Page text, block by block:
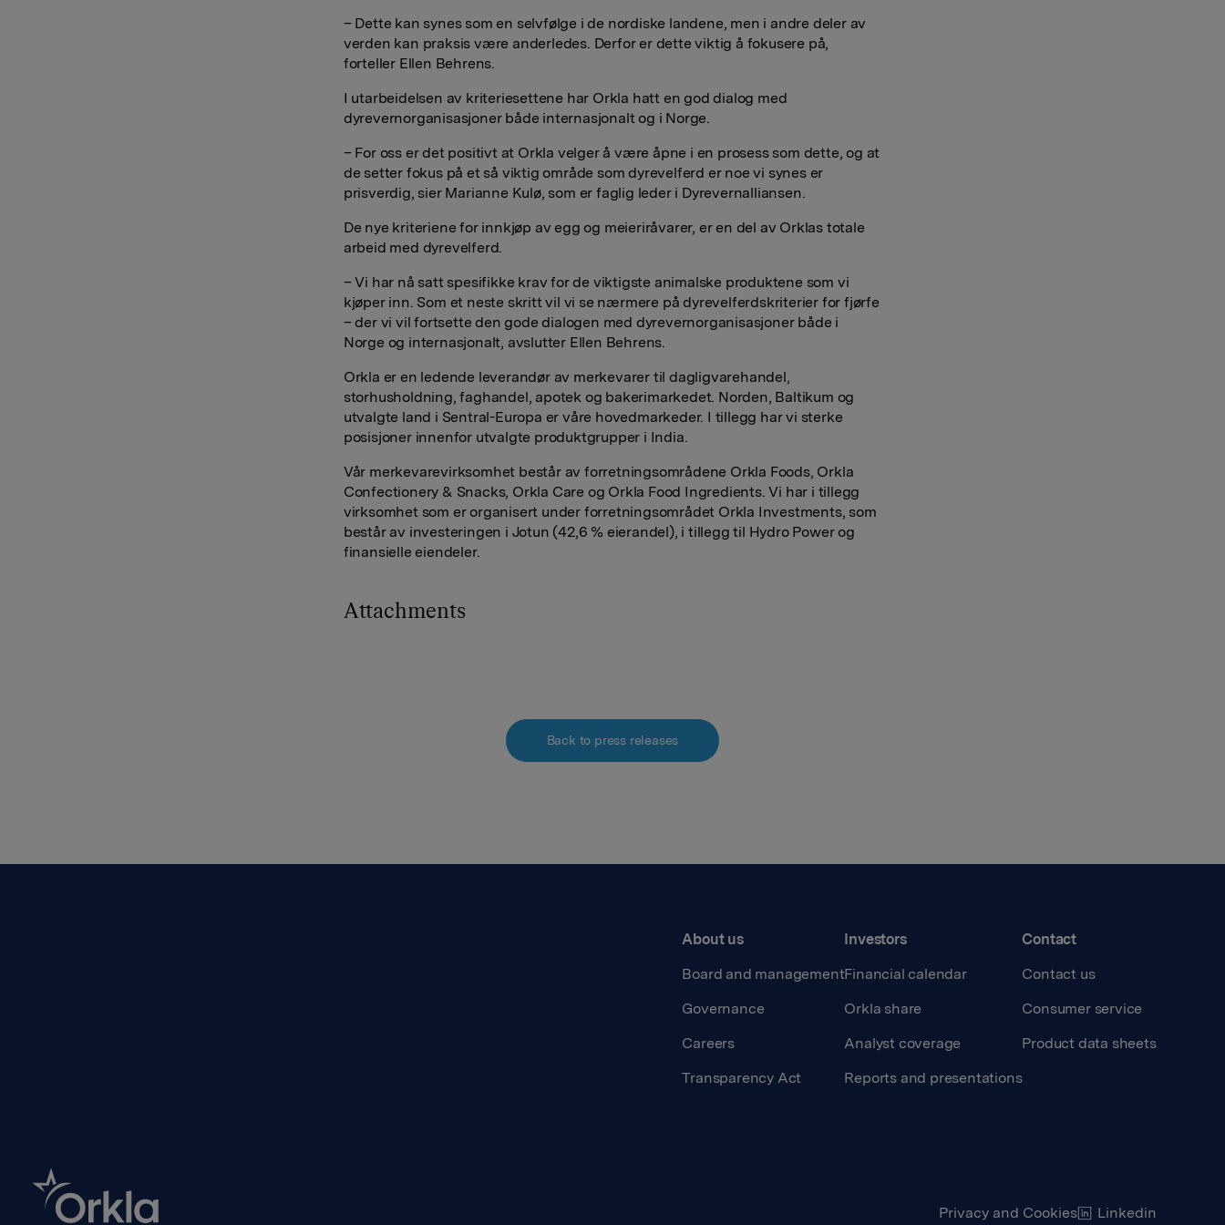
– Dette kan synes som en selvfølge i de nordiske landene, men i andre deler av
verden kan praksis være anderledes. Derfor er dette viktig å fokusere på,
forteller Ellen Behrens.
I utarbeidelsen av kriteriesettene har Orkla hatt en god dialog med
dyrevernorganisasjoner både internasjonalt og i Norge.
– For oss er det positivt at Orkla velger å være åpne i en prosess som dette, og at
de setter fokus på et så viktig område som dyrevelferd er noe vi synes er
prisverdig, sier Marianne Kulø, som er faglig leder i Dyrevernalliansen.
De nye kriteriene for innkjøp av egg og meieriråvarer, er en del av Orklas totale
arbeid med dyrevelferd.
– Vi har nå satt spesifikke krav for de viktigste animalske produktene som vi
kjøper inn. Som et neste skritt vil vi se nærmere på dyrevelferdskriterier for fjørfe
– der vi vil fortsette den gode dialogen med dyrevernorganisasjoner både i
Norge og internasjonalt, avslutter Ellen Behrens.
Orkla er en ledende leverandør av merkevarer til dagligvarehandel,
storhusholdning, faghandel, apotek og bakerimarkedet. Norden, Baltikum og
utvalgte land i Sentral-Europa er våre hovedmarkeder. I tillegg har vi sterke
posisjoner innenfor utvalgte produktgrupper i India.
Vår merkevarevirksomhet består av forretningsområdene Orkla Foods, Orkla
Confectionery & Snacks, Orkla Care og Orkla Food Ingredients. Vi har i tillegg
virksomhet som er organisert under forretningsområdet Orkla Investments, som
består av investeringen i Jotun (42,6 % eierandel), i tillegg til Hydro Power og
finansielle eiendeler.
Attachments
Back to press releases
About us
Board and management
Governance
Careers
Transparency Act
Investors
Financial calendar
Orkla share
Analyst coverage
Reports and presentations
Contact
Contact us
Consumer service
Product data sheets
Privacy and Cookies Linkedin